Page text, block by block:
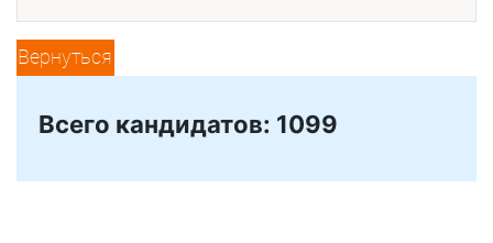
Вернуться
Всего кандидатов: 1099